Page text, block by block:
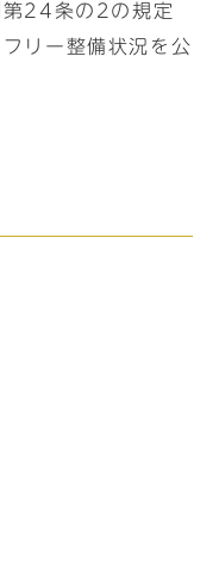
第24条の2の規定
リー整備状況を公